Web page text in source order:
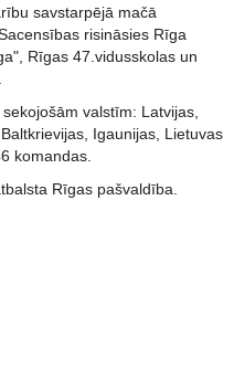
savstarpējā mačā
risināsies Rīga
Rīgas 47.vidusskolas un
valstīm: Latvijas,
Igaunijas, Lietuvas
komandas.
Rīgas pašvaldība.